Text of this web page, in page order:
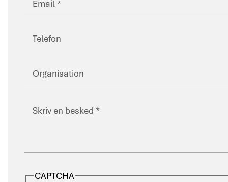
besked
CAPTCHA